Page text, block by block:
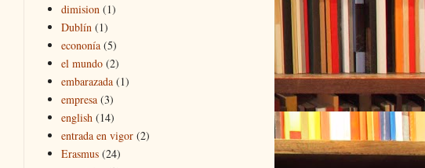
dimision (1)
Dublín (1)
econonía (5)
el mundo (2)
embarazada (1)
empresa (3)
english (14)
entrada en vigor (2)
Erasmus (24)